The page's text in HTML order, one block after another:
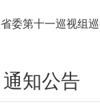
省委第十一巡视组
通知公告